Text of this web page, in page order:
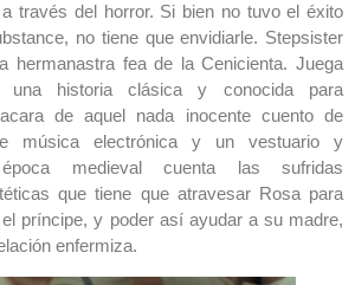
través del horror. Si bien no tuvo el éxito
no tiene que envidiarle. Stepsister
hermanastra fea de la Cenicienta. Juega
una historia clásica y conocida para
de aquel nada inocente cuento de
música electrónica y un vestuario y
medieval cuenta las sufridas
que tiene que atravesar Rosa para
príncipe, y poder así ayudar a su madre,
enfermiza.